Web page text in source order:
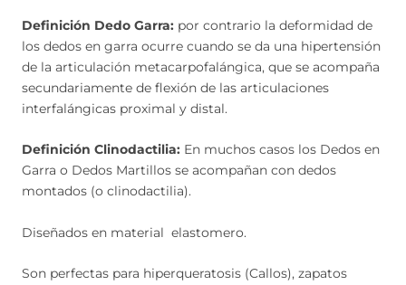
Definición Dedo Garra: por contrario la deformidad de
los dedos en garra ocurre cuando se da una hipertensión
de la articulación metacarpofalángica, que se acompaña
secundariamente de flexión de las articulaciones
interfalángicas proximal y distal.
Definición Clinodactilia: En muchos casos los Dedos en
Garra o Dedos Martillos se acompañan con dedos
montados (o clinodactilia).
Diseñados en material elastomero.
Son perfectas para hiperqueratosis (Callos), zapatos